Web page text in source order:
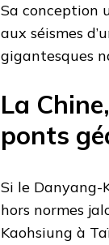
Sa conception
aux séismes
gigantesques
La
ponts
Si le Danyang-
hors normes
Kaohsiung à